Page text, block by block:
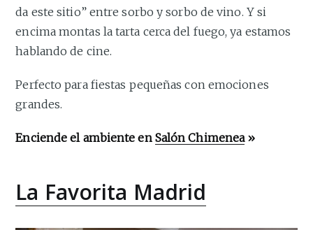
da este sitio” entre sorbo y sorbo de vino. Y si
encima montas la tarta cerca del fuego, ya estamos
hablando de cine.
Perfecto para fiestas pequeñas con emociones
grandes.
Enciende el ambiente en Salón Chimenea»
La Favorita Madrid